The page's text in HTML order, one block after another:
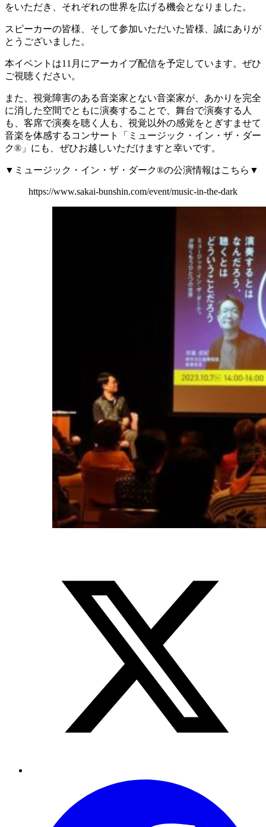
をいただき、それぞれの世界を広げる機会となりました。
スピーカーの皆様、そして参加いただいた皆様、誠にありが
とうございました。
本イベントは11月にアーカイブ配信を予定しています。ぜひ
ご視聴ください。
また、視覚障害のある音楽家とない音楽家が、あかりを完全
に消した空間でともに演奏することで、舞台で演奏する人
も、客席で演奏を聴く人も、視覚以外の感覚をとぎすませて
音楽を体感するコンサート「ミュージック・イン・ザ・ダー
ク®」にも、ぜひお越しいただけますと幸いです。
▼ミュージック・イン・ザ・ダーク®の公演情報はこちら▼
https://www.sakai-bunshin.com/event/music-in-the-dark